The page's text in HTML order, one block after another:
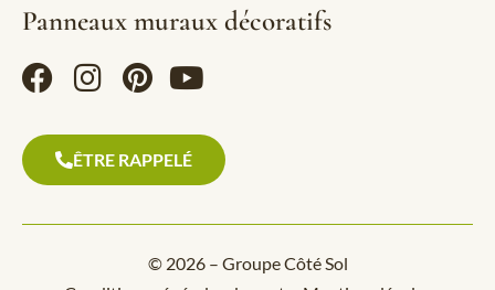
Panneaux muraux décoratifs
ÊTRE RAPPELÉ
© 2026 – Groupe Côté Sol